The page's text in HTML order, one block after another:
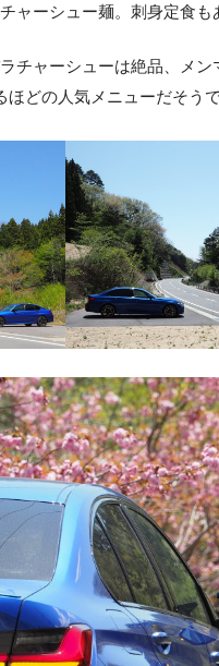
ャーシュー麺。刺身定食
チャーシューは絶品、メ
どの人気メニューだそう